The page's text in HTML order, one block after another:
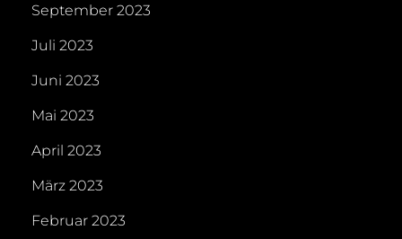
September 2023
Juli 2023
Juni 2023
Mai 2023
April 2023
März 2023
Februar 2023